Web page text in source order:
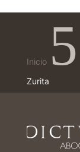
Inicio 5
Zurita